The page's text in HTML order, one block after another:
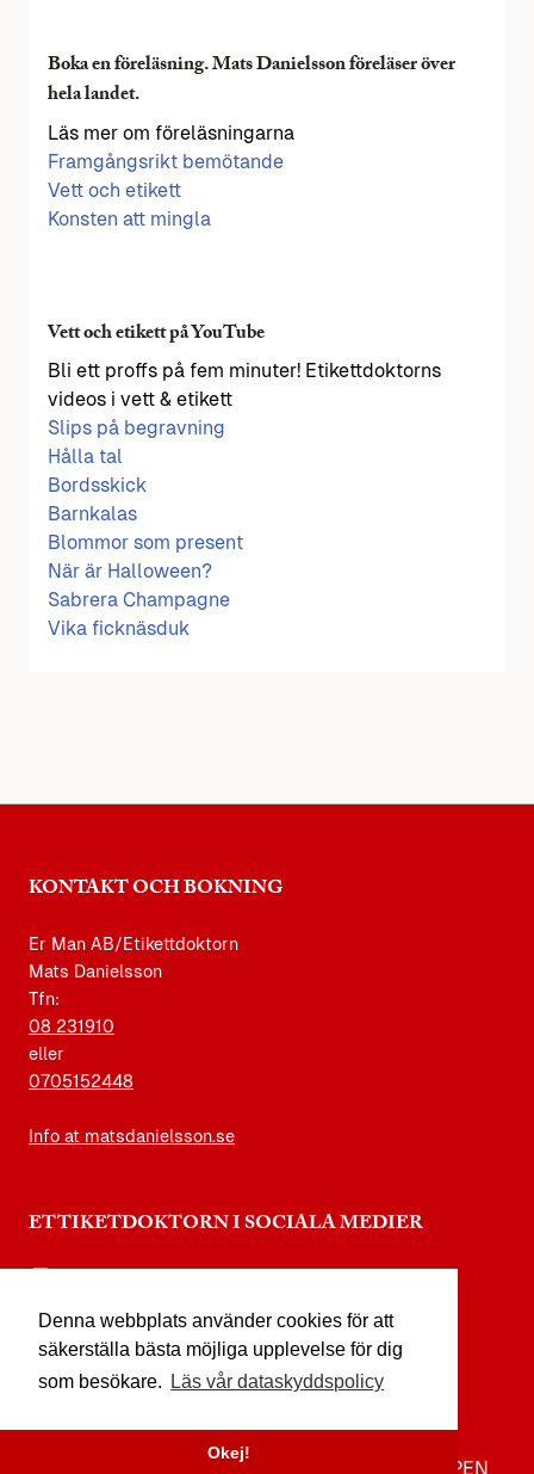
Denna webbplats använder cookies för att
säkerställa bästa möjliga upplevelse för dig
som besökare.
Läs vår dataskyddspolicy
Okej!
Boka en föreläsning. Mats Danielsson föreläser över
hela landet.
Läs mer om föreläsningarna
Framgångsrikt bemötande
Vett och etikett
Konsten att mingla
Vett och etikett på YouTube
Bli ett proffs på fem minuter! Etikettdoktorns
videos i vett & etikett
Slips på begravning
Hålla tal
Bordsskick
Barnkalas
Blommor som present
När är Halloween?
Sabrera Champagne
Vika ficknäsduk
KONTAKT OCH BOKNING
Er Man AB/Etikettdoktorn
Mats Danielsson
Tfn:
08 231910
eller
0705152448
Info at matsdanielsson.se
ETTIKETDOKTORN I SOCIALA MEDIER
facebook.com/etikettdoktorn
youtube.com/etikettdoktorn
TILL TOPPEN